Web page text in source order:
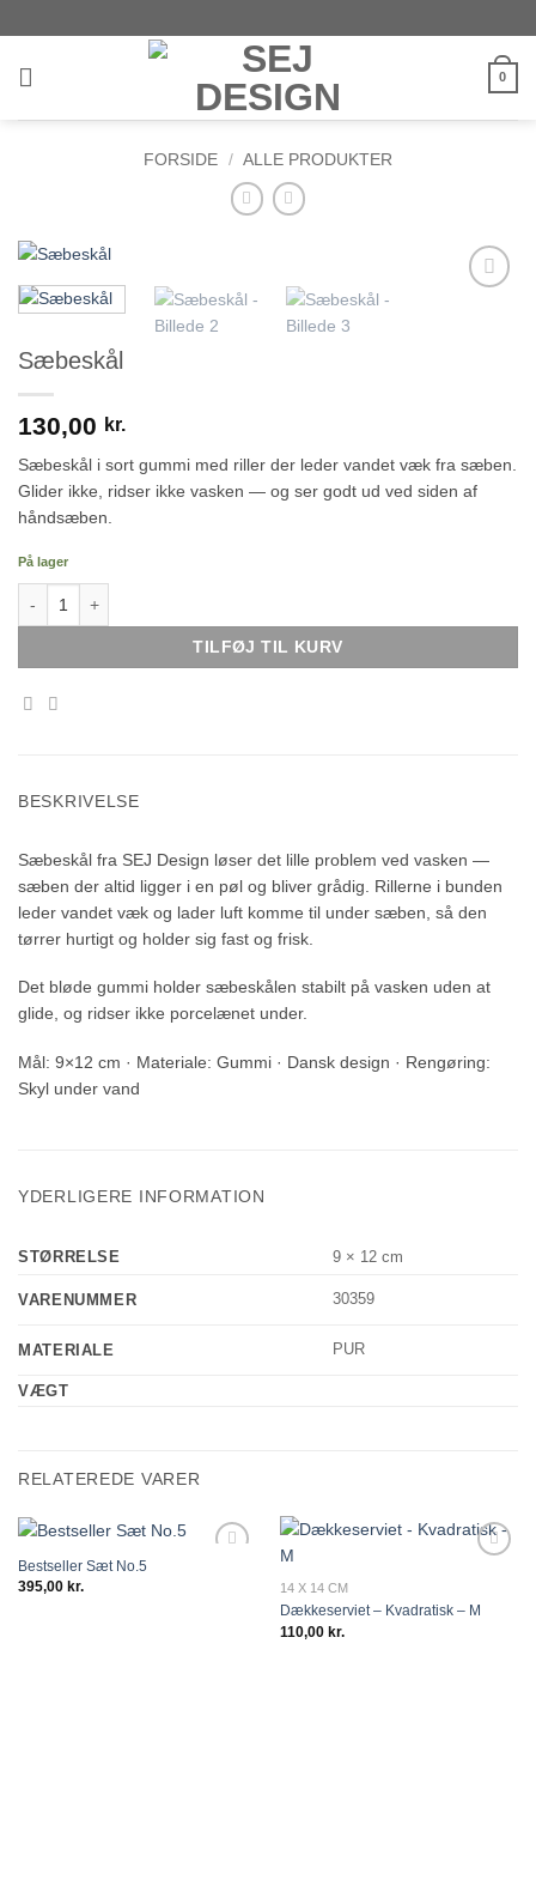
til
indhold
0
FORSIDE / ALLE PRODUKTER
Sæbeskål
130,00 kr.
Sæbeskål i sort gummi med riller der leder vandet væk fra sæben.
Glider ikke, ridser ikke vasken — og ser godt ud ved siden af
håndsæben.
På lager
TILFØJ TIL KURV
BESKRIVELSE
Sæbeskål fra SEJ Design løser det lille problem ved vasken —
sæben der altid ligger i en pøl og bliver grådig. Rillerne i bunden
leder vandet væk og lader luft komme til under sæben, så den
tørrer hurtigt og holder sig fast og frisk.
Det bløde gummi holder sæbeskålen stabilt på vasken uden at
glide, og ridser ikke porcelænet under.
Mål: 9×12 cm · Materiale: Gummi · Dansk design · Rengøring:
Skyl under vand
YDERLIGERE INFORMATION
STØRRELSE 9 × 12 cm
VARENUMMER 30359
MATERIALE PUR
VÆGT
RELATEREDE VARER
Bestseller Sæt No.5
395,00 kr. 14 X 14 CM
Dækkeserviet – Kvadratisk – M
110,00 kr.